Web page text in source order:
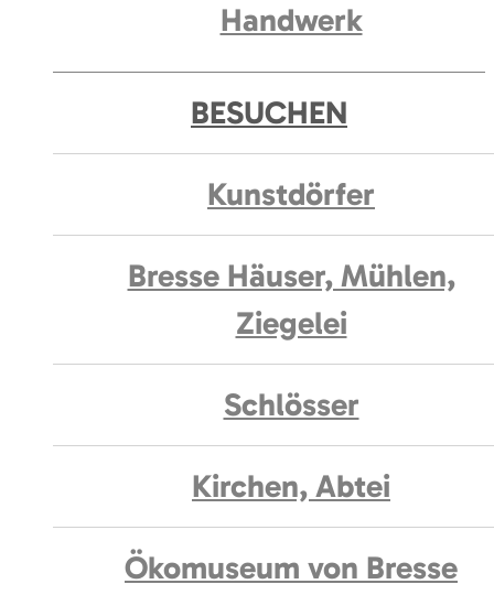
Handwerk
BESUCHEN
Kunstdörfer
Bresse Häuser, Mühlen,
Ziegelei
Schlösser
Kirchen, Abtei
Ökomuseum von Bresse